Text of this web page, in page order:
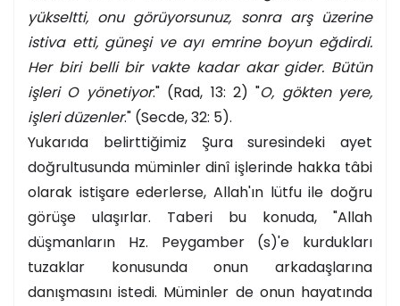
yükseltti, onu görüyorsunuz, sonra arş üzerine
istiva etti, güneşi ve ayı emrine boyun eğdirdi.
Her biri belli bir vakte kadar akar gider. Bütün
işleri O yönetiyor." (Rad, 13: 2) "O, gökten yere,
işleri düzenler." (Secde, 32: 5).
Yukarıda belirttiğimiz Şura suresindeki ayet
doğrultusunda müminler dinî işlerinde hakka tâbi
olarak istişare ederlerse, Allah'ın lütfu ile doğru
görüşe ulaşırlar. Taberi bu konuda, "Allah
düşmanların Hz. Peygamber (s)'e kurdukları
tuzaklar konusunda onun arkadaşlarına
danışmasını istedi. Müminler de onun hayatında